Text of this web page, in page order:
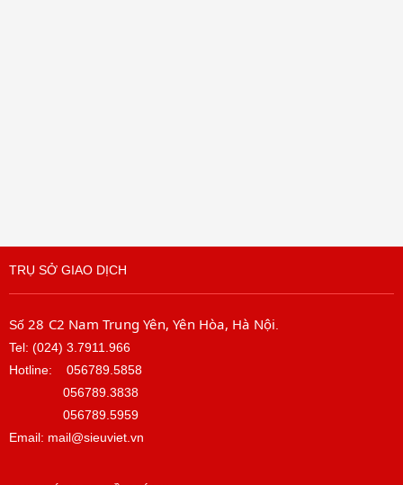
TRỤ SỞ GIAO DỊCH
Số 28 C2 Nam Trung Yên, Yên Hòa, Hà Nội.
Tel: (024) 3.7911.966
Hotline: 056789.5858
056789.3838
056789.5959
Email: mail@sieuviet.vn